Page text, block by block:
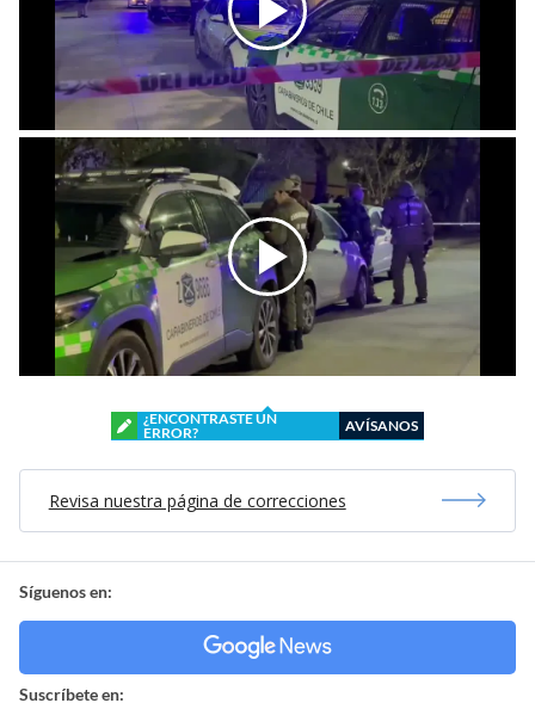
¿ENCONTRASTE UN
ERROR?
AVÍSANOS
Revisa nuestra página de correcciones
Síguenos en:
Suscríbete en: